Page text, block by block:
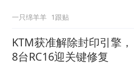
一只绵羊羊 1跟贴
KTM获准解除封印引擎，
8台RC16迎关键修复